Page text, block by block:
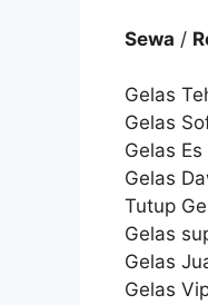
Sewa /
Gelas
Gelas
Gelas
Gelas
Tutup
Gelas
Gelas
Gelas